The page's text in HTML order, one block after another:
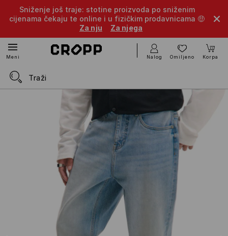
Sniženje još traje: stotine proizvoda po sniženim
cijenama čekaju te online i u fizičkim prodavnicama 🤑
Za nju
Za njega
Meni Nalog Omiljeno Korpa